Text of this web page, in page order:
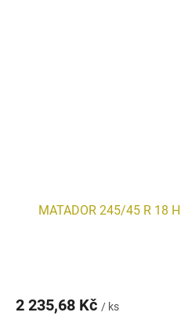
MATADOR 245/45 R 18
2 235,68 Kč / ks